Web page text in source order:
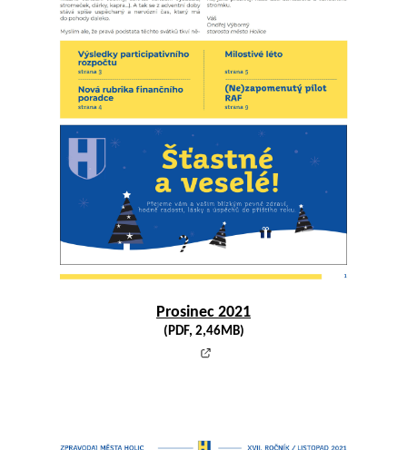
Prosinec 2021
(PDF, 2,46MB)